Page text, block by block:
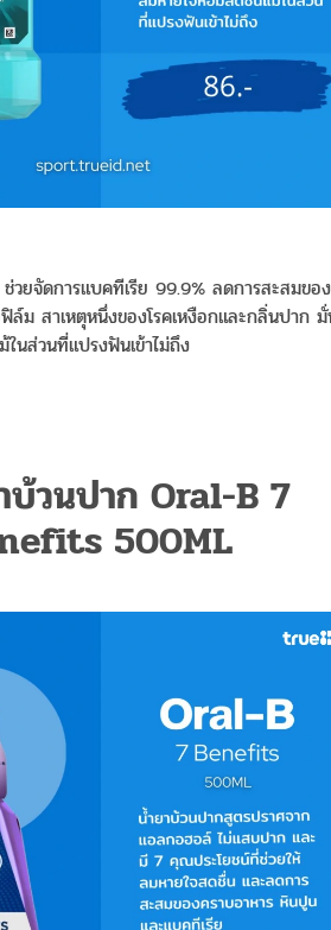
การแบคทีเรีย 99.9% ลดการสะสมของ
ล์ม สาเหตุหนึ่งของโรคเหงือกและกลิ่นปาก
นส่วนที่แปรงฟันเข้าไม่ถึง
บ้วนปาก Oral-B 7
500ML